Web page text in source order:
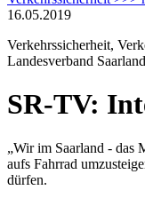
16.05.2019
Verkehrssicherheit,
Landesverband Saarland
SR-TV:
„Wir im Saarland - das
aufs Fahrrad
dürfen.